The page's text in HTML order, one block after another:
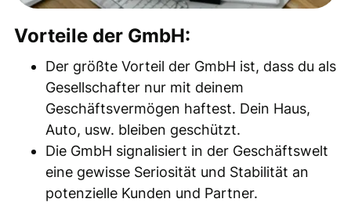
Vorteile der GmbH:
Der größte Vorteil der GmbH ist, dass du als
Gesellschafter nur mit deinem
Geschäftsvermögen haftest. Dein Haus,
Auto, usw. bleiben geschützt.
Die GmbH signalisiert in der Geschäftswelt
eine gewisse Seriosität und Stabilität an
potenzielle Kunden und Partner.